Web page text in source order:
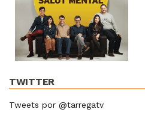
TWITTER
Tweets por @tarregatv